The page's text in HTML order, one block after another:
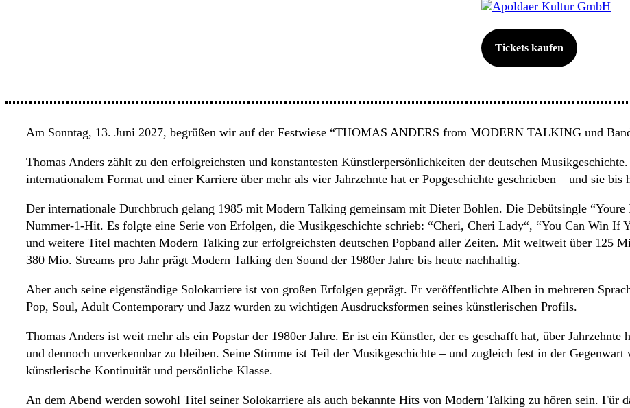
Apoldaer Kultur GmbH
Tickets kaufen
Am Sonntag, 13. Juni 2027, begrüßen wir auf der Festwiese “THOMAS ANDERS from MODERN TALKING und
Thomas Anders zählt zu den erfolgreichsten und konstantesten Künstlerpersönlichkeiten der deutschen
internationalem Format und einer Karriere über mehr als vier Jahrzehnte hat er Popgeschichte geschrieben – und sie bis
Der internationale Durchbruch gelang 1985 mit Modern Talking gemeinsam mit Dieter Bohlen. Die Debütsingle
Nummer-1-Hit. Es folgte eine Serie von Erfolgen, die Musikgeschichte schrieb: “Cheri, Cheri Lady“, “You Can Win If
und weitere Titel machten Modern Talking zur erfolgreichsten deutschen Popband aller Zeiten. Mit weltweit über 125
380 Mio. Streams pro Jahr prägt Modern Talking den Sound der 1980er Jahre bis heute nachhaltig.
Aber auch seine eigenständige Solokarriere ist von großen Erfolgen geprägt. Er veröffentlichte Alben in mehreren
Pop, Soul, Adult Contemporary und Jazz wurden zu wichtigen Ausdrucksformen seines künstlerischen Profils.
Thomas Anders ist weit mehr als ein Popstar der 1980er Jahre. Er ist ein Künstler, der es geschafft hat, über
und dennoch unverkennbar zu bleiben. Seine Stimme ist Teil der Musikgeschichte – und zugleich fest in der
künstlerische Kontinuität und persönliche Klasse.
An dem Abend werden sowohl Titel seiner Solokarriere als auch bekannte Hits von Modern Talking zu hören sein. Für